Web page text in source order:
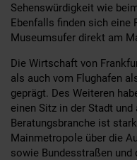
Sehenswürdigkeit wie
Ebenfalls finden sich eine
Museumsufer direkt am
Die Wirtschaft von
als auch vom Flughafen
geprägt. Des Weiteren
einen Sitz in der Stadt und
Beratungsbranche ist
Mainmetropole über die
sowie Bundesstraßen und